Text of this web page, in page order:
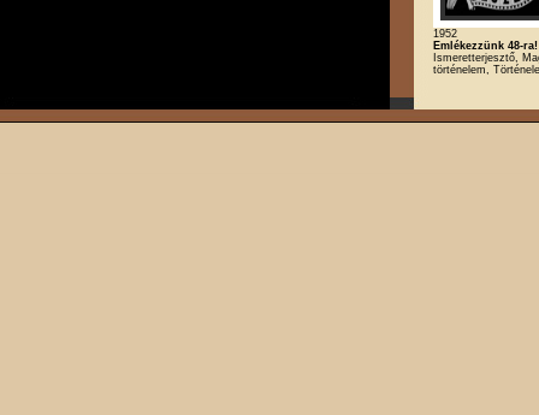
1952
Emlékezzünk 48-ra!
Ismeretterjesztő,
történelem,